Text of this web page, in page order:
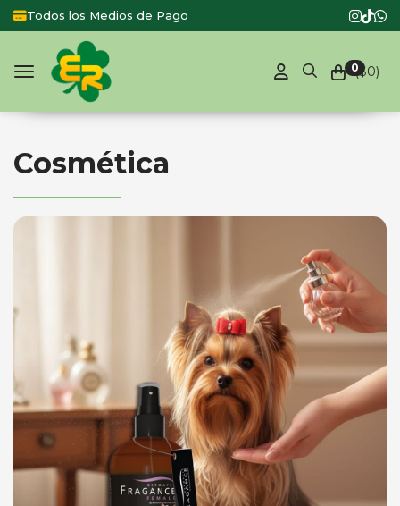
Todos los Medios de Pago
0($0)
Toggle navigation
Cosmética